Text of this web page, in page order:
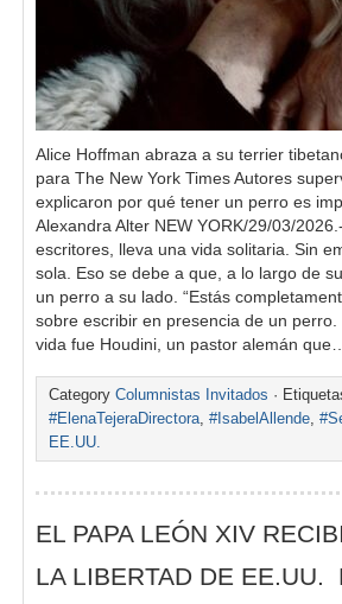
Alice Hoffman abraza a su terrier
para The New York Times Autores
explicaron por qué tener un perro es
Alexandra Alter NEW YORK/29/03/
escritores, lleva una vida solitaria. Sin
sola. Eso se debe a que, a lo largo de
un perro a su lado. “Estás
sobre escribir en presencia de un
vida fue Houdini, un pastor alemán
Category Columnistas Invitados ·
#ElenaTejeraDirectora, #IsabelAllende,
EE.UU.
EL PAPA LEÓN XIV
LA LIBERTAD DE EE.UU.